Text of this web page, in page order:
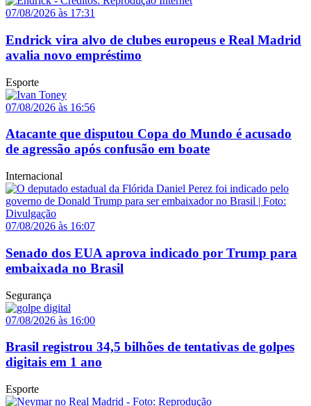
07/08/2026 às 17:31
Endrick vira alvo de clubes europeus e Real Madrid
avalia novo empréstimo
Esporte
07/08/2026 às 16:56
Atacante que disputou Copa do Mundo é acusado
de agressão após confusão em boate
Internacional
07/08/2026 às 16:07
Senado dos EUA aprova indicado por Trump para
embaixada no Brasil
Segurança
07/08/2026 às 16:00
Brasil registrou 34,5 bilhões de tentativas de golpes
digitais em 1 ano
Esporte